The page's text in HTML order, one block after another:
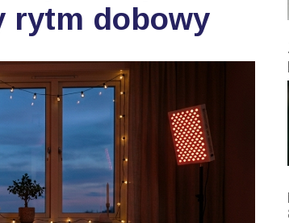
rytm dobowy